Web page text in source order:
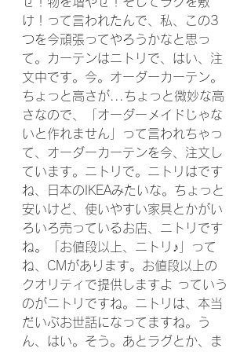
け！って言われたんで、私、この3
つを今頑張ってやろうかなと思っ
て。カーテンはニトリで、はい、注
文中です。今。オーダーカーテン。
ちょっと高さが...ちょっと微妙な高
さなので、「オーダーメイドじゃな
いと作れません」って言われちゃっ
て、オーダーカーテンを今、注文し
ています。ニトリで。ニトリはです
ね、日本のIKEAみたいな。ちょっと
安いけど、使いやすい家具とかがい
ろいろ売っているお店、ニトリです
ね。「お値段以上、ニトリ♪」って
ね、CMがあります。お値段以上の
クオリティで提供しますよ っていう
のがニトリですね。ニトリは、本当
だいぶお世話になってますね。う
ん、はい。そう。あとラグとか、ま